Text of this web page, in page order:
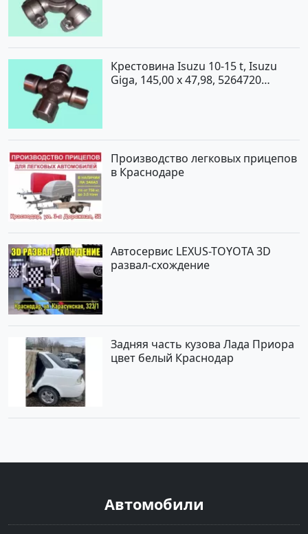
Крестовина Isuzu 10-15 t, Isuzu
Giga, 145,00 x 47,98, 5264720
Производство легковых прицепов
в Краснодаре
Автосервис LEXUS-TOYOTA 3D
развал-схождение
Задняя часть кузова Лада Приора
цвет белый Краснодар
Автомобили